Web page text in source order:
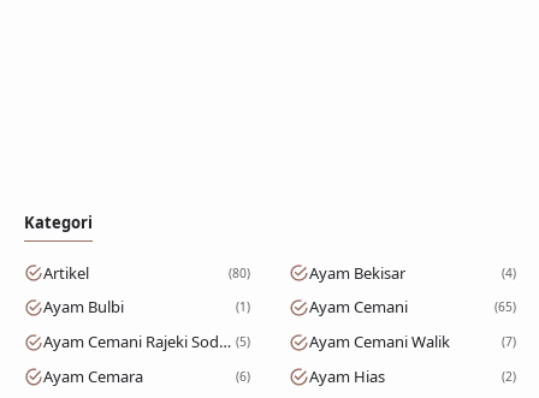
Kategori
Artikel 80 Ayam Bekisar 4
Ayam Bulbi 1 Ayam Cemani 65
Ayam Cemani Rajeki Sodomoro 5 Ayam Cemani Walik 7
Ayam Cemara 6 Ayam Hias 2